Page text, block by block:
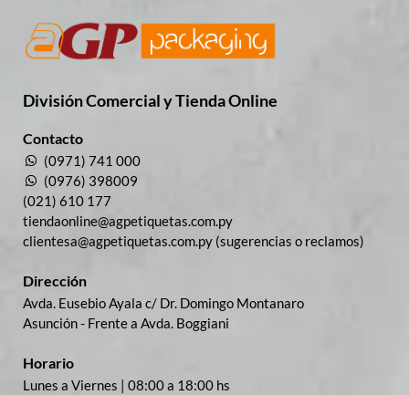
División Comercial​ y Tienda Online
Contacto
(0971) 741 000
(0976) 398009
(021) 610 177
tiendaonline@agpetiquetas.com.py
clientesa@agpetiquetas.com.py (sugerencias o reclamos)
Dirección
Avda. Eusebio Ayala c/ Dr. Domingo Montanaro
Asunción - Frente a Avda. Boggiani
Horario
Lunes a Viernes | 08:00 a 18:00 hs